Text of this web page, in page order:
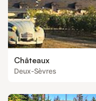
Châteaux
Deux-Sèvres